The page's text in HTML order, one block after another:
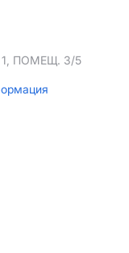
ПОМЕЩ. 3/5